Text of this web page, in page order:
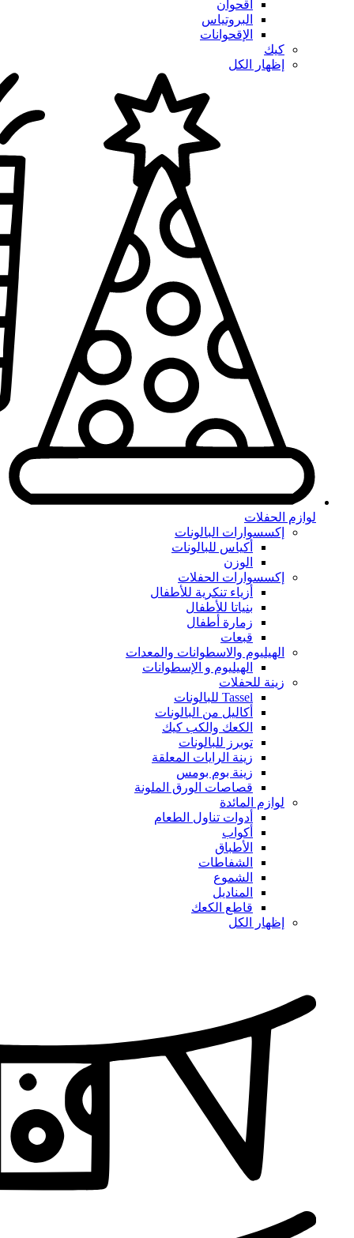
أقحوان
البروتياس
الإقحوانات
كيك
إظهار الكل
لوازم الحفلات
إكسسوارات البالونات
أكياس للبالونات
الوزن
إكسسوارات الحفلات
أزياء تنكرية للأطفال
بنياتا للأطفال
زمارة أطفال
قبعات
الهيليوم والاسطوانات والمعدات
الهيليوم و الإسطوانات
زينة للحفلات
Tassel للبالونات
أكاليل من البالونات
الكعك والكب كيك
توبرز للبالونات
زينة الرايات المعلقة
زينة بوم بومس
قصاصات الورق الملونة
لوازم المائدة
أدوات تناول الطعام
أكواب
الأطباق
الشفاطات
الشموع
المناديل
قاطع الكعك
إظهار الكل